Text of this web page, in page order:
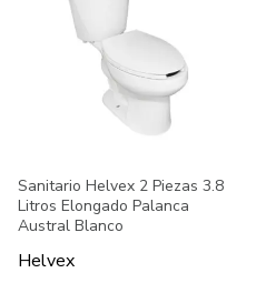
Sanitario Helvex 2 Piezas 3.8
Litros Elongado Palanca
Austral Blanco
Helvex